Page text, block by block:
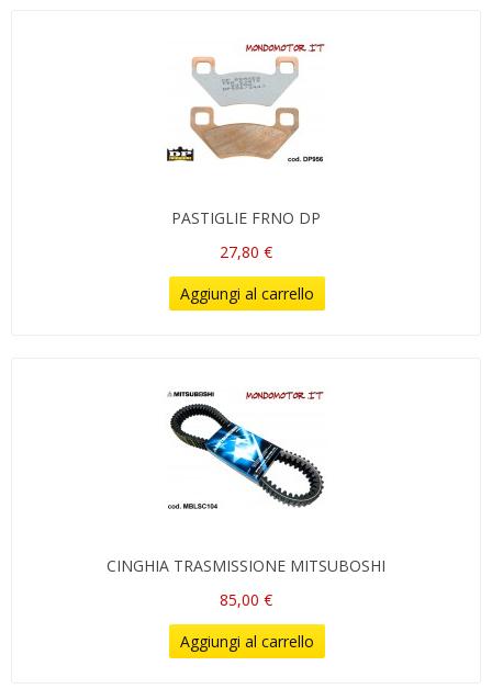
PASTIGLIE FRNO DP
27,80 €
Aggiungi al carrello
CINGHIA TRASMISSIONE MITSUBOSHI
85,00 €
Aggiungi al carrello